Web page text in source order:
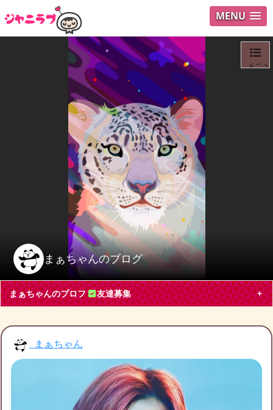
MENU
まぁちゃんのブログ
メニュ
まぁちゃんのプロフ 友達募集
まぁちゃん
東京都 会社員30代
嵐, Hey! Say! JUMP, Snow Man, ジャニーズJr., その他
ブログ投稿 77
まぁちゃん